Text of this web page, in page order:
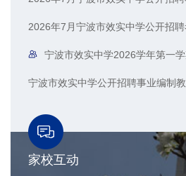
2026年7月宁波市效实中学公开招
宁波市效实中学2026学年第一
宁波市效实中学公开招聘事业编制
家校互动